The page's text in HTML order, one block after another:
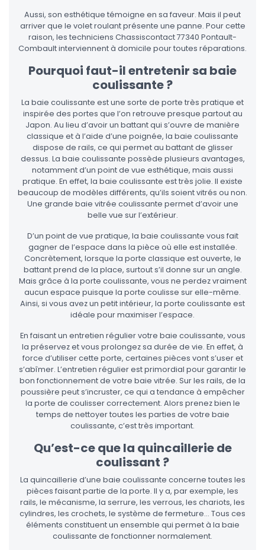
Aussi, son esthétique témoigne en sa faveur. Mais il peut
arriver que le volet roulant présente une panne. Pour cette
raison, les techniciens Chassiscontact 77340 Pontault-
Combault interviennent à domicile pour toutes réparations.
Pourquoi faut-il entretenir sa baie
coulissante ?
La baie coulissante est une sorte de porte très pratique et
inspirée des portes que l’on retrouve presque partout au
Japon. Au lieu d’avoir un battant qui s’ouvre de manière
classique et à l’aide d’une poignée, la baie coulissante
dispose de rails, ce qui permet au battant de glisser
dessus. La baie coulissante possède plusieurs avantages,
notamment d’un point de vue esthétique, mais aussi
pratique. En effet, la baie coulissante est très jolie. Il existe
beaucoup de modèles différents, qu’ils soient vitrés ou non.
Une grande baie vitrée coulissante permet d’avoir une
belle vue sur l’extérieur.
D’un point de vue pratique, la baie coulissante vous fait
gagner de l’espace dans la pièce où elle est installée.
Concrètement, lorsque la porte classique est ouverte, le
battant prend de la place, surtout s’il donne sur un angle.
Mais grâce à la porte coulissante, vous ne perdez vraiment
aucun espace puisque la porte coulisse sur elle-même.
Ainsi, si vous avez un petit intérieur, la porte coulissante est
idéale pour maximiser l’espace.
En faisant un entretien régulier votre baie coulissante, vous
la préservez et vous prolongez sa durée de vie. En effet, à
force d’utiliser cette porte, certaines pièces vont s’user et
s’abîmer. L’entretien régulier est primordial pour garantir le
bon fonctionnement de votre baie vitrée. Sur les rails, de la
poussière peut s’incruster, ce qui a tendance à empêcher
la porte de coulisser correctement. Alors prenez bien le
temps de nettoyer toutes les parties de votre baie
coulissante, c’est très important.
Qu’est-ce que la quincaillerie de
coulissant ?
La quincaillerie d’une baie coulissante concerne toutes les
pièces faisant partie de la porte. Il y a, par exemple, les
rails, le mécanisme, la serrure, les verrous, les chariots, les
cylindres, les crochets, le système de fermeture… Tous ces
éléments constituent un ensemble qui permet à la baie
coulissante de fonctionner normalement.